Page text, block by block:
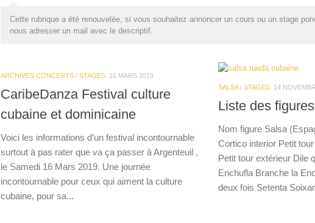
Cette rubrique a été renouvelée, si vous souhaitez annoncer un cours ou un stage
nous adresser un mail avec le descriptif.
ARCHIVES CONCERTS / STAGES 16 MARS 2019
CaribeDanza Festival culture
cubaine et dominicaine
Voici les informations d’un festival incontournable
surtout à pas rater que va ça passer à Argenteuil ,
le Samedi 16 Mars 2019. Une journée
incontournable pour ceux qui aiment la culture
cubaine, pour sa...
SALSA/ STAGES 14
Liste des
Nom figure Salsa
Cortico interior Petit
Petit tour extérieur Dile
Enchufla Branche la
deux fois Setenta